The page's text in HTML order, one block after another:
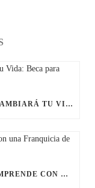
LA OPORTUNIDAD NAVIDEÑA QUE CAMBIARÁ TU VIDA: BECA PARA FRANQUICIAS
ESTE AÑO, REGÁLATE UN SUEÑO: EMPRENDE CON UNA FRANQUICIA DE EL PERRO FELIZ